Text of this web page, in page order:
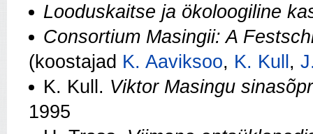
Looduskaitse ja ökoloogiline
Consortium Masingii: A
(koostajad K. Aaviksoo, K. Kull ,
K. Kull. Viktor Masingu
1995